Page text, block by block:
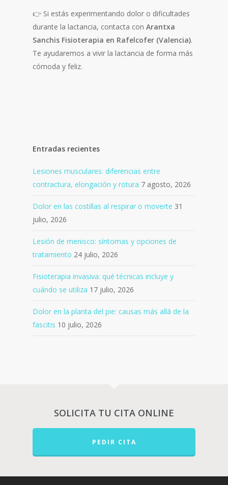
👉 Si estás experimentando dolor o dificultades
durante la lactancia, contacta con Arantxa
Sanchis Fisioterapia en Rafelcofer (Valencia).
Te ayudaremos a vivir la lactancia de forma más
cómoda y feliz.
Entradas recientes
Lesiones musculares: diferencias entre
contractura, elongación y rotura 7 agosto, 2026
Dolor en las costillas al respirar o moverte 31
julio, 2026
Lesión de menisco: síntomas y opciones de
tratamiento 24 julio, 2026
Fisioterapia invasiva: qué técnicas incluye y
cuándo se utiliza 17 julio, 2026
Dolor en la planta del pie: causas más allá de la
fascitis 10 julio, 2026
SOLICITA TU CITA ONLINE
PEDIR CITA